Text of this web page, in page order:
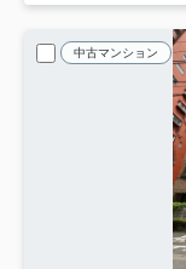
中古マンション